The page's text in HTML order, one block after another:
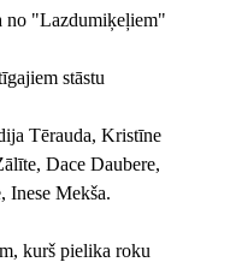
no "Lazdumiķeļiem"
stāstu
Tērauda, Kristīne
Dace Daubere,
Inese Mekša.
kurš pielika roku